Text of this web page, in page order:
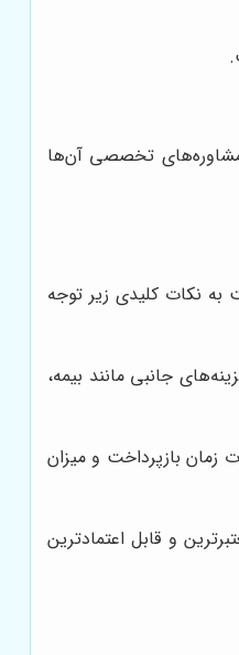
مشاوره‌های تخصصی آن‌ها
به نکات کلیدی زیر توجه
جانبی مانند بیمه،
بازپرداخت و میزان
و قابل اعتمادترین